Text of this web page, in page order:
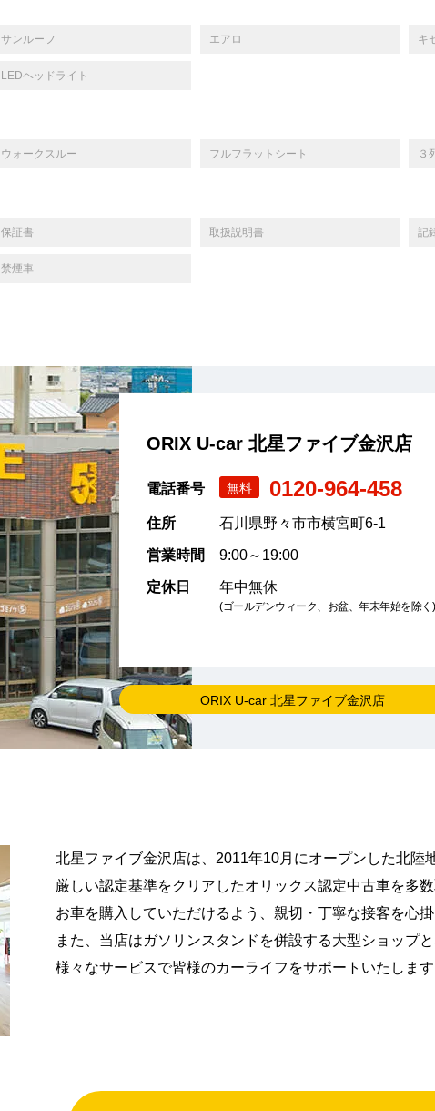
サンルーフ エアロ キ
LEDヘッドライト
ウォークスルー フルフラットシート ３
保証書 取扱説明書 記
禁煙車
ORIX U-car 北星ファイブ金沢店
電話番号 無料 0120-964-458
住所 石川県野々市市横宮町6-1
営業時間 9:00～19:00
定休日 年中無休
(ゴールデンウィーク、お盆、年末年始を除く)
ORIX U-car 北星ファイブ金沢店
北星ファイブ金沢店は、2011年10月にオープンした北陸
厳しい認定基準をクリアしたオリックス認定中古車を多
お車を購入していただけるよう、親切・丁寧な接客を心掛
また、当店はガソリンスタンドを併設する大型ショップ
様々なサービスで皆様のカーライフをサポートいたします